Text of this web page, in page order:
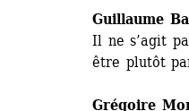
Guillaume
Il ne s’agit
être plutôt
Grégoire